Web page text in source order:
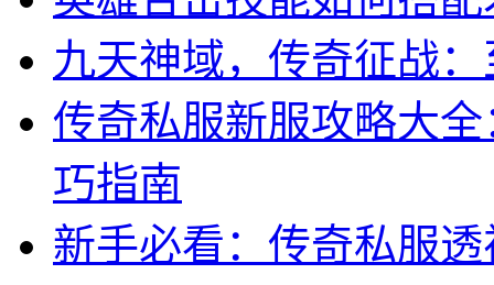
九天神域，传奇征战
传奇私服新服攻略大
巧指南
新手必看：传奇私服